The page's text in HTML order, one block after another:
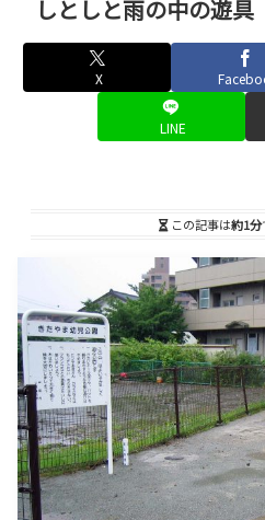
しとしと雨の中の遊具
X
LINE
この記事は約1分